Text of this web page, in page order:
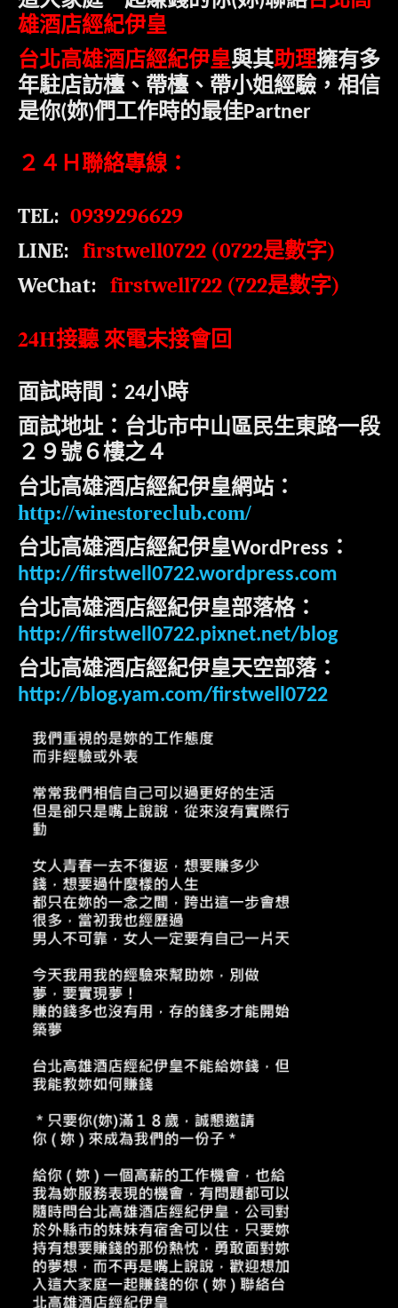
雄酒店經紀伊皇
台北高雄酒店經紀伊皇與其助理擁有多
年駐店訪檯、帶檯、帶小姐經驗，相信
是你(妳)們工作時的最佳Partner
２４Ｈ聯絡專線：
TEL: 0939296629
LINE: firstwell0722 (0722是數字)
WeChat: firstwell722 (722是數字)
24H接聽 來電未接會回
面試時間： 24小時
面試地址：台北市中山區民生東路一段
２９號６樓之４
台北高雄酒店經紀伊皇網站：
http://winestoreclub.com/
台北高雄酒店經紀伊皇WordPress ：
http://firstwell0722.wordpress.com
台北高雄酒店經紀伊皇部落格：
http://firstwell0722.pixnet.net/blog
台北高雄酒店經紀伊皇天空部落：
http://blog.yam.com/firstwell0722